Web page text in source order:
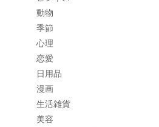
動物
季節
心理
恋愛
日用品
漫画
生活雑貨
美容